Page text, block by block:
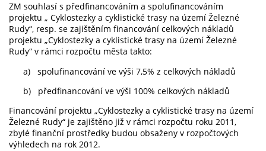
ZM souhlasí s předfinancováním a spolufinancováním
projektu „ Cyklostezky a cyklistické trasy na území Železné
Rudy“, resp. se zajištěním financování celkových nákladů
projektu „Cyklostezky a cyklistické trasy na území Železné
Rudy“ v rámci rozpočtu města takto:
a)
spolufinancování ve výši 7,5% z celkových nákladů
b)
předfinancování ve výši 100% celkových nákladů
Financování projektu „Cyklostezky a cyklistické trasy na území
Železné Rudy“ je zajištěno již v rámci rozpočtu roku 2011,
zbylé finanční prostředky budou obsaženy v rozpočtových
výhledech na rok 2012.